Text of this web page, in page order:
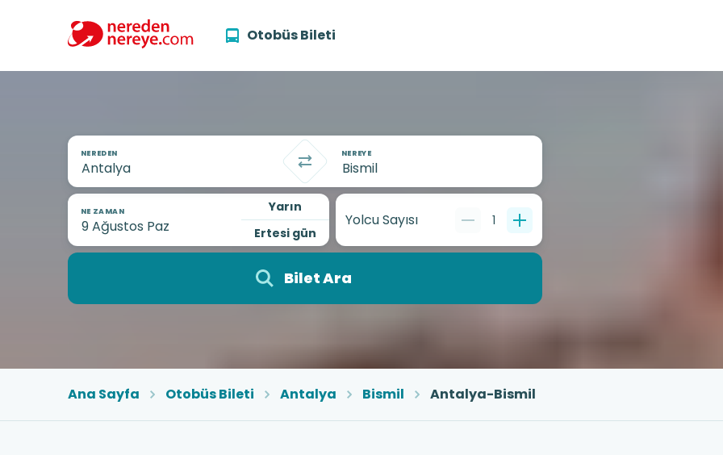
Otobüs Bileti
NEREDEN NEREYE
NE ZAMAN
Yarın
Ertesi gün
Yolcu Sayısı 1
Bilet Ara
Ana Sayfa Otobüs Bileti Antalya Bismil Antalya-Bismil